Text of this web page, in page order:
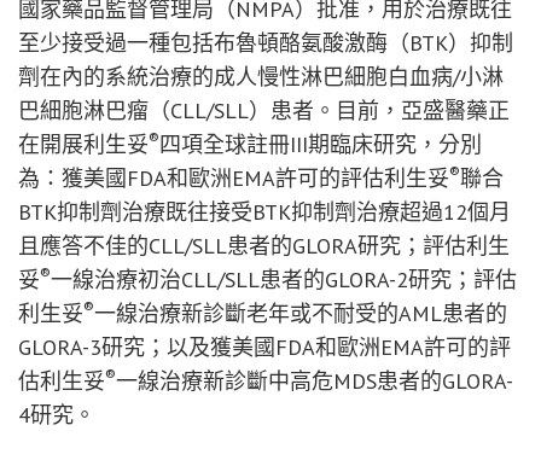
國家藥品監督管理局（NMPA）批准，用於治療既往
至少接受過一種包括布魯頓酪氨酸激酶（BTK）抑制
劑在內的系統治療的成人慢性淋巴細胞白血病/小淋
巴細胞淋巴瘤（CLL/SLL）患者。目前，亞盛醫藥正
在開展利生妥®四項全球註冊III期臨床研究，分別
為：獲美國FDA和歐洲EMA許可的評估利生妥®聯合
BTK抑制劑治療既往接受BTK抑制劑治療超過12個月
且應答不佳的CLL/SLL患者的GLORA研究；評估利生
妥®一線治療初治CLL/SLL患者的GLORA-2研究；評估
利生妥®一線治療新診斷老年或不耐受的AML患者的
GLORA-3研究；以及獲美國FDA和歐洲EMA許可的評
估利生妥®一線治療新診斷中高危MDS患者的GLORA-
4研究。